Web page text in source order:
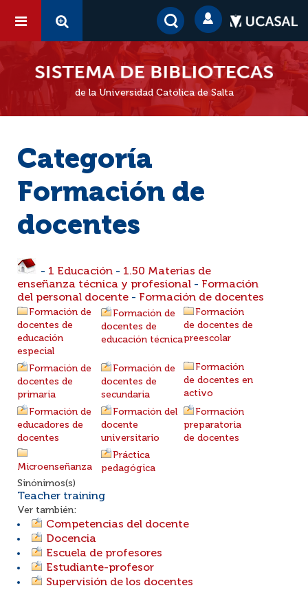
de la Universidad Católica de Salta
Categoría
Formación de
docentes
- 1 Educación - 1.50 Materias de
enseñanza técnica y profesional - Formación
del personal docente - Formación de docentes
Formación de
docentes de
educación
especial
Formación de
docentes de
educación técnica
Formación
de docentes de
preescolar
Formación de
docentes de
primaria
Formación de
docentes de
secundaria
Formación
de docentes en
activo
Formación de
educadores de
docentes
Formación del
docente
universitario
Formación
preparatoria
de docentes
Microenseñanza
Práctica
pedagógica
Sinónimos(s)
Teacher training
Ver también:
Competencias del docente
Docencia
Escuela de profesores
Estudiante-profesor
Supervisión de los docentes